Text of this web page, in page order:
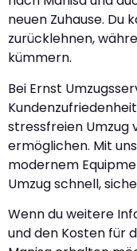
neuen Zuhause. Du
zurücklehnen,
kümmern.
Bei Ernst
stressfreien Umzug
ermöglichen. Mit
modernem
Umzug schnell,
Wenn du weitere
und den Kosten für